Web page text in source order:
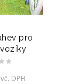
pro
vč. DPH